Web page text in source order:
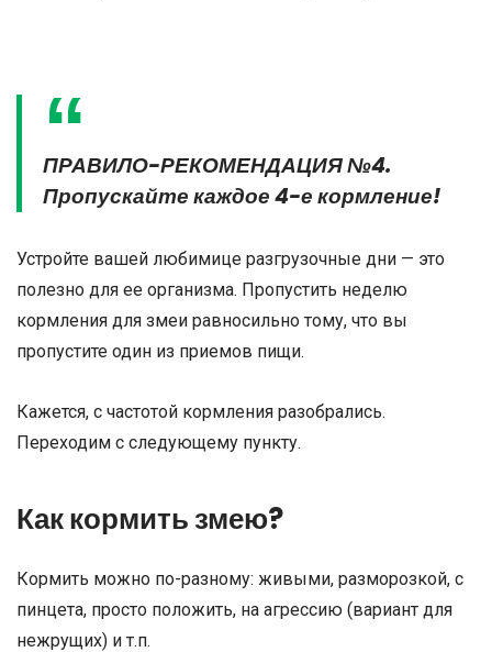
ПРАВИЛО-РЕКОМЕНДАЦИЯ №4.
Пропускайте каждое 4-е кормление!
Устройте вашей любимице разгрузочные дни — это
полезно для ее организма. Пропустить неделю
кормления для змеи равносильно тому, что вы
пропустите один из приемов пищи.
Кажется, с частотой кормления разобрались.
Переходим с следующему пункту.
Как кормить змею?
Кормить можно по-разному: живыми, разморозкой, с
пинцета, просто положить, на агрессию (вариант для
нежрущих) и т.п.